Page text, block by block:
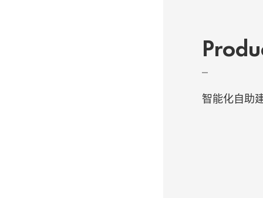
智能化自助